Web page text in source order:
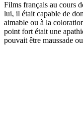
Films français au cours
lui, il était capable de
aimable ou à la
point fort était une
pouvait être maussade